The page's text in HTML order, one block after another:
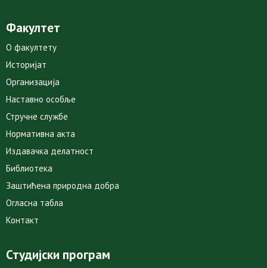
Факултет
О факултету
Историјат
Организација
Наставно особље
Стручне службе
Нормативна акта
Издавачка делатност
Библиотека
Заштићена природна добра
Огласна табла
Контакт
Студијски програм